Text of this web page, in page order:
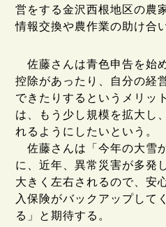
営をする金沢西根地区の農
情報交換や農作業の助け合
佐藤さんは青色申告を始
控除があったり、自分の経
できたりするというメリッ
は、もう少し規模を拡大し
れるようにしたいという。
佐藤さんは「今年の大雪
に、近年、異常災害が多発
大きく左右されるので、安
入保険がバックアップして
る」と期待する。